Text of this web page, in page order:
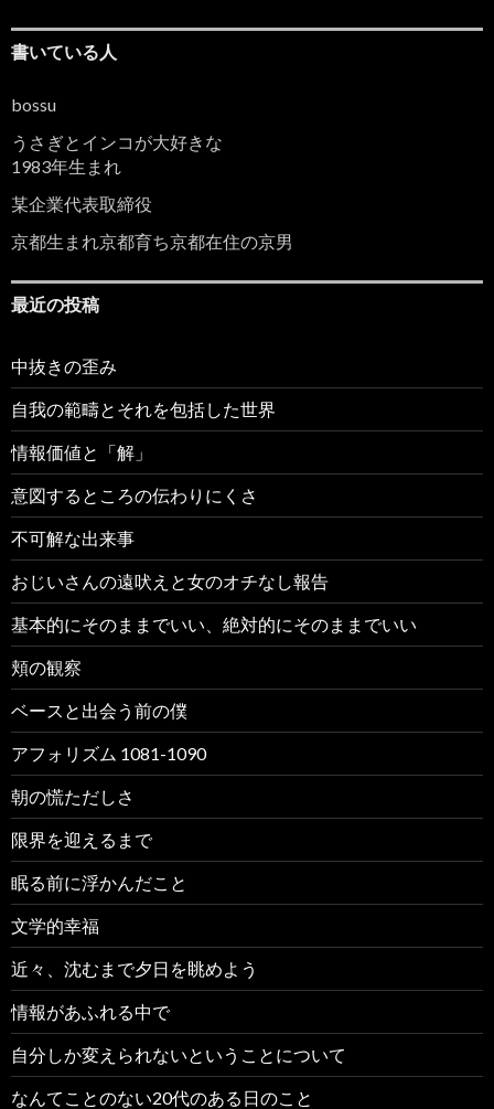
書いている人
bossu
うさぎとインコが大好きな
1983年生まれ
某企業代表取締役
京都生まれ京都育ち京都在住の京男
最近の投稿
中抜きの歪み
自我の範疇とそれを包括した世界
情報価値と「解」
意図するところの伝わりにくさ
不可解な出来事
おじいさんの遠吠えと女のオチなし報告
基本的にそのままでいい、絶対的にそのままでいい
頬の観察
ベースと出会う前の僕
アフォリズム 1081-1090
朝の慌ただしさ
限界を迎えるまで
眠る前に浮かんだこと
文学的幸福
近々、沈むまで夕日を眺めよう
情報があふれる中で
自分しか変えられないということについて
なんてことのない20代のある日のこと